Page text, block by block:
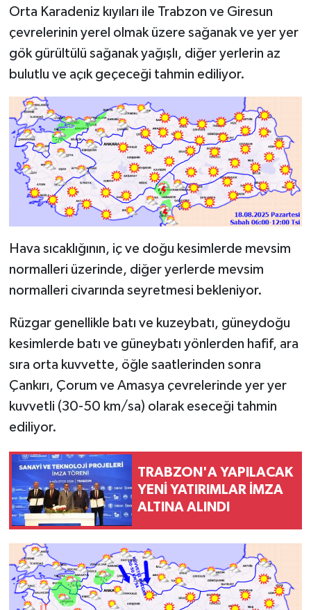
Orta Karadeniz kıyıları ile Trabzon ve Giresun
çevrelerinin yerel olmak üzere sağanak ve yer yer
gök gürültülü sağanak yağışlı, diğer yerlerin az
bulutlu ve açık geçeceği tahmin ediliyor.
Hava sıcaklığının, iç ve doğu kesimlerde mevsim
normalleri üzerinde, diğer yerlerde mevsim
normalleri civarında seyretmesi bekleniyor.
Rüzgar genellikle batı ve kuzeybatı, güneydoğu
kesimlerde batı ve güneybatı yönlerden hafif, ara
sıra orta kuvvette, öğle saatlerinden sonra
Çankırı, Çorum ve Amasya çevrelerinde yer yer
kuvvetli (30-50 km/sa) olarak eseceği tahmin
ediliyor.
TRABZON'A YAPILACAK
YENİ YATIRIMLAR İMZA
ALTINA ALINDI